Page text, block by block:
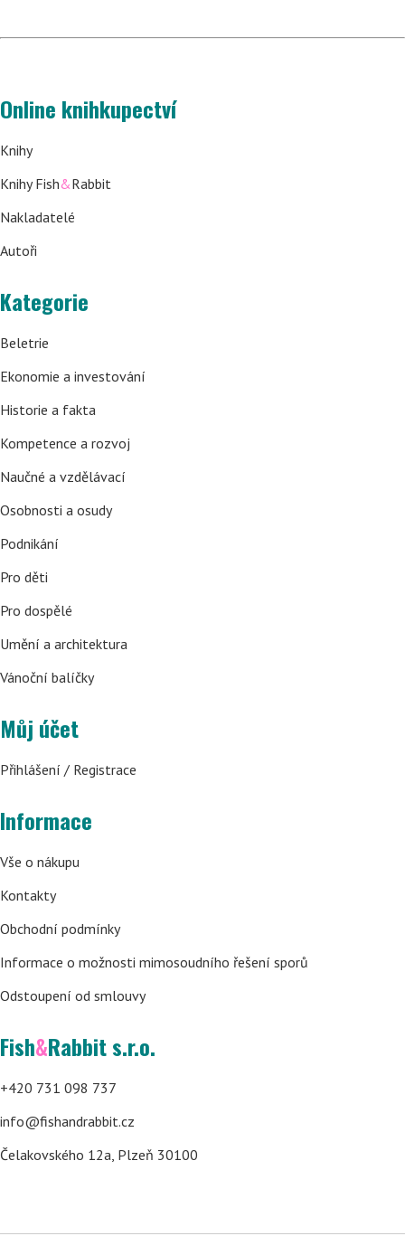
Online knihkupectví
Knihy
Knihy Fish&Rabbit
Nakladatelé
Autoři
Kategorie
Beletrie
Ekonomie a investování
Historie a fakta
Kompetence a rozvoj
Naučné a vzdělávací
Osobnosti a osudy
Podnikání
Pro děti
Pro dospělé
Umění a architektura
Vánoční balíčky
Můj účet
Přihlášení / Registrace
Informace
Vše o nákupu
Kontakty
Obchodní podmínky
Informace o možnosti mimosoudního řešení sporů
Odstoupení od smlouvy
Fish&Rabbit s.r.o.
+420 731 098 737
info@fishandrabbit.cz
Čelakovského 12a, Plzeň 30100